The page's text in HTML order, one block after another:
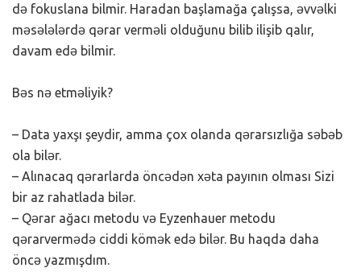
də fokuslana bilmir. Haradan başlamağa çalışsa, əvvəlki
məsələlərdə qərar verməli olduğunu bilib ilişib qalır,
davam edə bilmir.
Bəs nə etməliyik?
– Data yaxşı şeydir, amma çox olanda qərarsızlığa səbəb
ola bilər.
– Alınacaq qərarlarda öncədən xəta payının olması Sizi
bir az rahatlada bilər.
– Qərar ağacı metodu və Eyzenhauer metodu
qərarvermədə ciddi kömək edə bilər. Bu haqda daha
öncə yazmışdım.